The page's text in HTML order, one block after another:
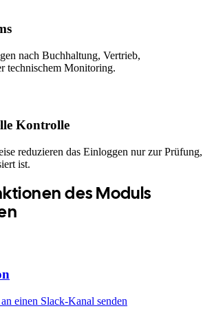
nach Buchhaltung, Vertrieb,
technischem Monitoring.
Kontrolle
reduzieren das Einloggen nur zur Prüfung,
ist.
des Moduls
einen Slack-Kanal senden